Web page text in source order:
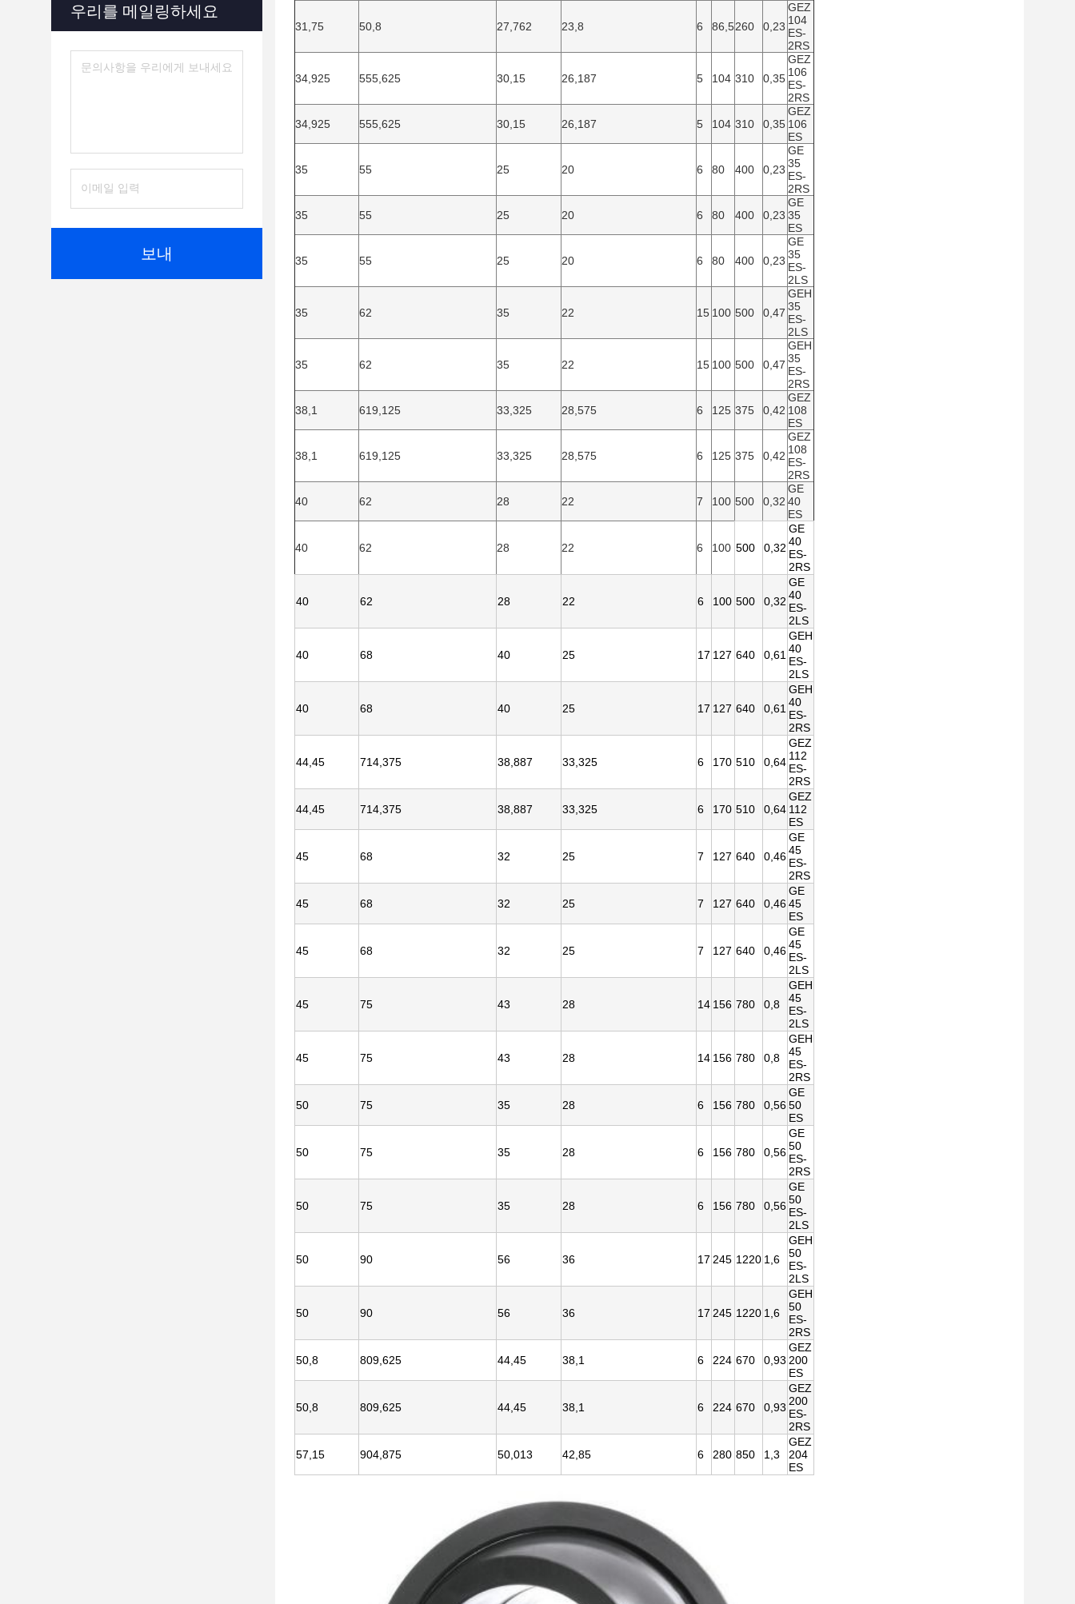
우리를 메일링하세요
보내
31,75 50,8 27,762 23,8 6 86,5260 0,23
GEZ
104
ES-
2RS
34,925 555,625 30,15 26,187 5 104 310 0,35
GEZ
106
ES-
2RS
34,925 555,625 30,15 26,187 5 104 310 0,35
GEZ
106
ES
35 55 25 20 6 80 400 0,23
GE
35
ES-
2RS
35 55 25 20 6 80 400 0,23
GE
35
ES
35 55 25 20 6 80 400 0,23
GE
35
ES-
2LS
35 62 35 22 15 100 500 0,47
GEH
35
ES-
2LS
35 62 35 22 15 100 500 0,47
GEH
35
ES-
2RS
38,1 619,125 33,325 28,575 6 125 375 0,42
GEZ
108
ES
38,1 619,125 33,325 28,575 6 125 375 0,42
GEZ
108
ES-
2RS
40 62 28 22 7 100 500 0,32
GE
40
ES
40 62 28 22 6 100 500 0,32
GE
40
ES-
2RS
40 62 28 22 6 100 500 0,32
GE
40
ES-
2LS
40 68 40 25 17 127 640 0,61
GEH
40
ES-
2LS
40 68 40 25 17 127 640 0,61
GEH
40
ES-
2RS
44,45 714,375 38,887 33,325 6 170 510 0,64
GEZ
112
ES-
2RS
44,45 714,375 38,887 33,325 6 170 510 0,64
GEZ
112
ES
45 68 32 25 7 127 640 0,46
GE
45
ES-
2RS
45 68 32 25 7 127 640 0,46
GE
45
ES
45 68 32 25 7 127 640 0,46
GE
45
ES-
2LS
45 75 43 28 14 156 780 0,8
GEH
45
ES-
2LS
45 75 43 28 14 156 780 0,8
GEH
45
ES-
2RS
50 75 35 28 6 156 780 0,56
GE
50
ES
50 75 35 28 6 156 780 0,56
GE
50
ES-
2RS
50 75 35 28 6 156 780 0,56
GE
50
ES-
2LS
50 90 56 36 17 245 1220 1,6
GEH
50
ES-
2LS
50 90 56 36 17 245 1220 1,6
GEH
50
ES-
2RS
50,8 809,625 44,45 38,1 6 224 670 0,93
GEZ
200
ES
50,8 809,625 44,45 38,1 6 224 670 0,93
GEZ
200
ES-
2RS
57,15 904,875 50,013 42,85 6 280 850 1,3
GEZ
204
ES